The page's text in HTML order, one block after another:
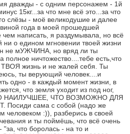
дважды - с одним персонажем - 1й
15кг...за что мне всё это...за что
слёзы - моё великодушие и далее
года в моей прошедшей
написать, я раздумывала, но всё
ни о едином мгновении твоей жизни
не мУЖЧИНА, но вряд ли ты
полное ничтожество....тебе есть,что
ТВОЯ жизнь и не жалей себя. Ты
ты верующий человек....и
одно - в каждый момент жизни, в
что земля уходит из под ног,
НАИЛУЧШЕЕ, ЧТО ВОЗМОЖНО ДЛЯ
сама с собой (надо же
человеком :)), разберись в своей
и ты поймёшь, что всё очень
что боролась - на то и